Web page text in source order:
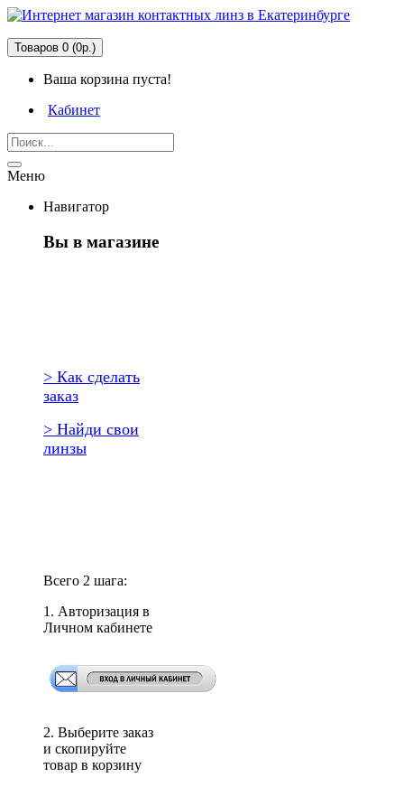
Товаров 0 (0р.)
Ваша корзина пуста!
Кабинет
Меню
Навигатор
Вы в магазине
> Как сделать
заказ
> Найди свои
линзы
Всего 2 шага:
1. Авторизация в
Личном кабинете
2. Выберите заказ
и скопируйте
товар в корзину